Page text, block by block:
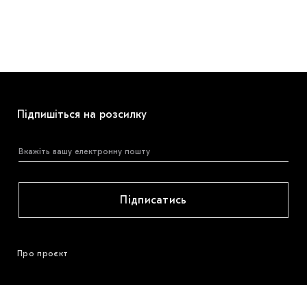
Підпишіться на розсилку
Підписатись
Про проєкт